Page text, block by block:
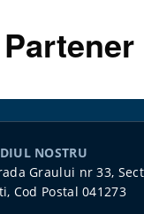
Partener
NOSTRU
Graului nr 33,
Cod Postal 041273